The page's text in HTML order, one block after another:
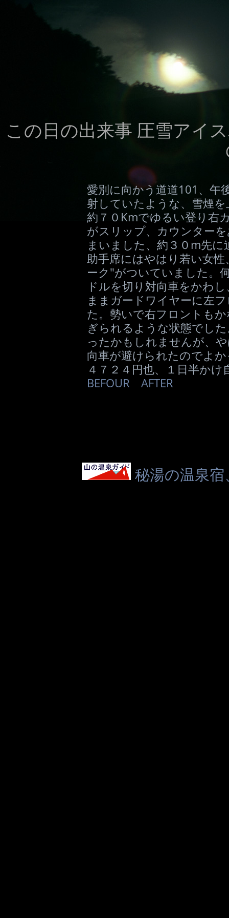
この日の出来事 圧雪アイ
愛別に向かう道道101、午
射していたような、雪煙
約７０Kmでゆるい登り右
がスリップ、カウンター
まいました、約３０m先
助手席にはやはり若い女
ーク"がついていました。
ドルを切り対向車をかわ
ままガードワイヤーに左
た。勢いで右フロントも
ぎられるような状態でし
ったかもしれませんが、
向車が避けられたのでよ
４７２４円也、１日半か
BEFOUR
AFTER
秘湯の温泉